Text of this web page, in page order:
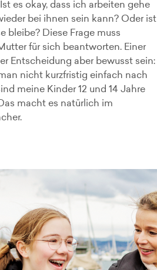
es okay, dass ich arbeiten gehe
bei ihnen sein kann? Oder ist
bleibe? Diese Frage muss
für sich beantworten. Einer
Entscheidung aber bewusst sein:
nicht kurzfristig einfach nach
meine Kinder 12 und 14 Jahre
macht es natürlich im